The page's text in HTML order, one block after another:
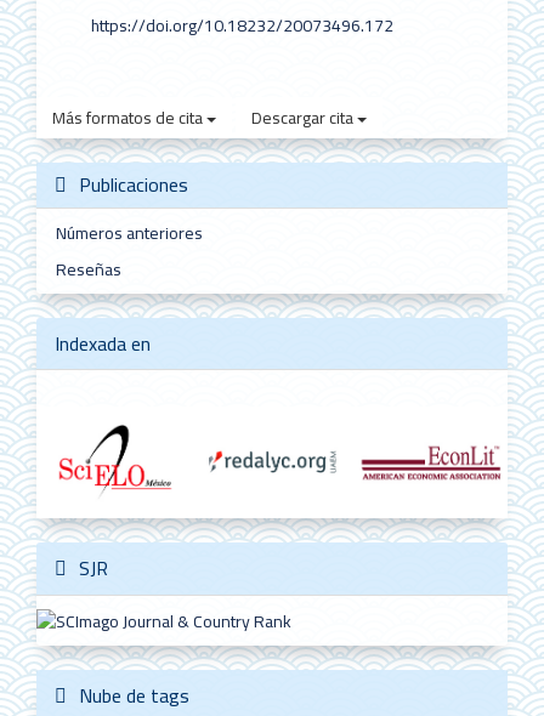
https://doi.org/10.18232/20073496.172
Más formatos de cita Descargar cita
Publicaciones
Números anteriores
Reseñas
Indexada en
SJR
Nube de tags